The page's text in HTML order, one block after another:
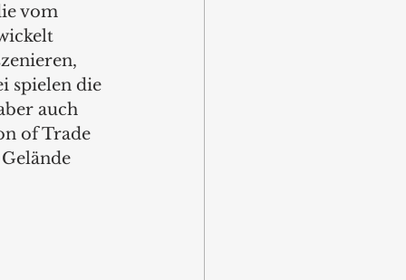
vom
spielen die
auch
of Trade